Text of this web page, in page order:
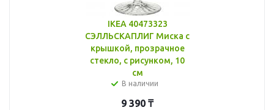
IKEA 40473323
СЭЛЛЬСКАПЛИГ Миска с
крышкой, прозрачное
стекло, с рисунком, 10
см
В наличии
9 390 ₸